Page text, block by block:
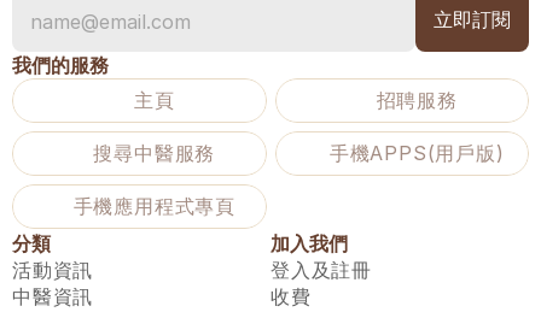
我們的服務
主頁
招聘服務
搜尋中醫服務 手機APPS(用戶版)
手機應用程式專頁
分類
活動資訊
中醫資訊
加入我們
登入及註冊
收費